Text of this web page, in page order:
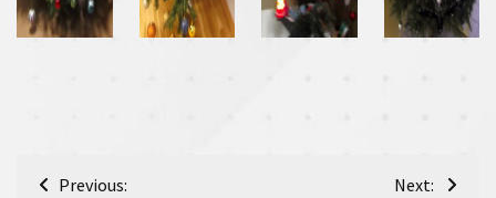
Nawigacja
Previous: Next: